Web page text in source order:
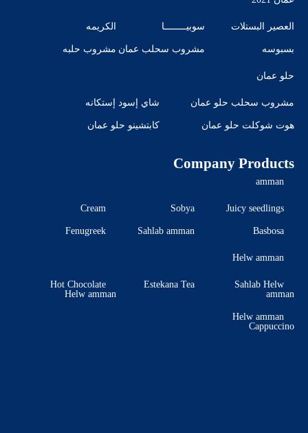
العصير البستلات سوبيــــــــا الكريمه
بسبوسه مشروب سحلب عمان مشروب حلبه
حلو عمان
مشروب سحلب حلو عمان شاي إسود إستكانه
هوت شوكلت حلو عمان كابتشينو حلو عمان
Company Products
amman
Juicy seedlings
Sobya
Cream
Basbosa
Sahlab amman
Fenugreek
Helw amman
Sahlab Helw
amman
Estekana Tea
Hot Chocolate
Helw amman
Helw amman
Cappuccino